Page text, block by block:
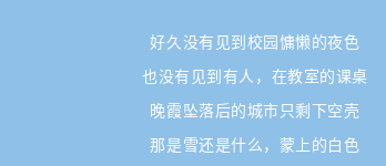
好久没有见到校园慵懒的夜色
也没有见到有人，在教室的课桌
晚霞坠落后的城市只剩下空壳
那是雪还是什么，蒙上的白色